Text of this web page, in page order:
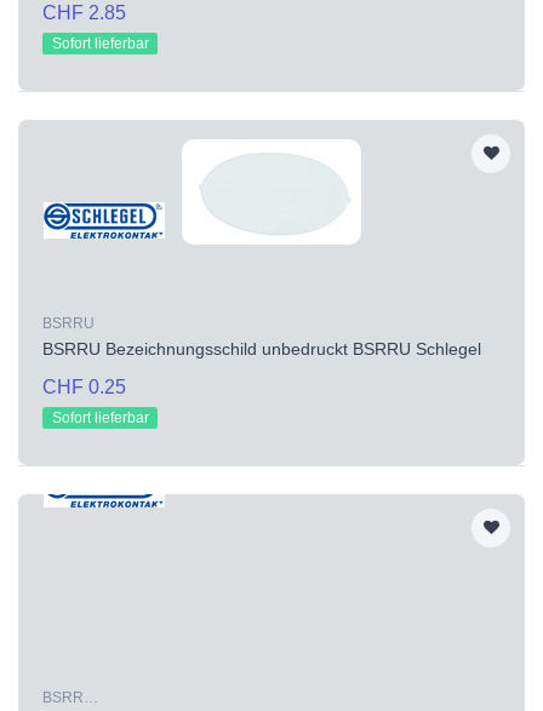
CHF 2.85
Sofort lieferbar
BSRRU
BSRRU Bezeichnungsschild unbedruckt BSRRU Schlegel
CHF 0.25
Sofort lieferbar
BSRR…